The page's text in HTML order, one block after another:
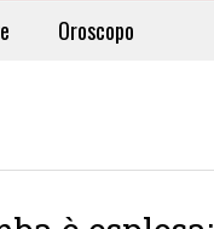
Oroscopo